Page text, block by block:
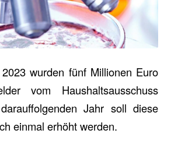
wurden fünf Millionen Euro
vom Haushaltsausschuss
Jahr soll diese
einmal erhöht werden.